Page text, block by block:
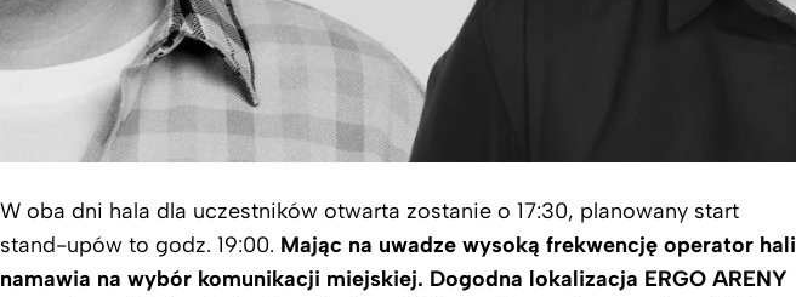
W oba dni hala dla uczestników otwarta zostanie o 17:30, planowany start
stand-upów to godz. 19:00. Mając na uwadze wysoką frekwencję operator hali
namawia na wybór komunikacji miejskiej. Dogodna lokalizacja ERGO ARENY